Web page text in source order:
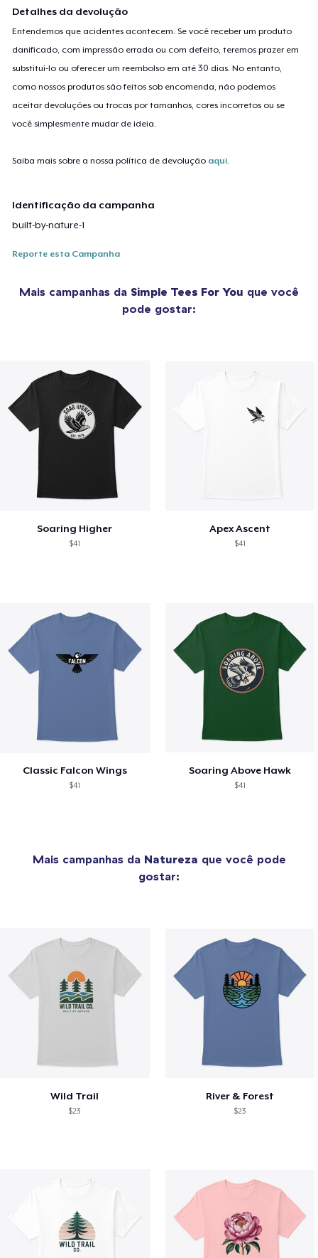
Detalhes da devolução
Entendemos que acidentes acontecem. Se você receber um produto
danificado, com impressão errada ou com defeito, teremos prazer em
substituí-lo ou oferecer um reembolso em até 30 dias. No entanto,
como nossos produtos são feitos sob encomenda, não podemos
aceitar devoluções ou trocas por tamanhos, cores incorretos ou se
você simplesmente mudar de ideia.
Saiba mais sobre a nossa política de devolução aqui
Identificação da campanha
built-by-nature-1
Reporte esta Campanha
Mais campanhas da Simple Tees For You que você
pode gostar:
Soaring Higher
$41
Apex Ascent
$41
Classic Falcon Wings
$41
Soaring Above Hawk
$41
Mais campanhas da Natureza que você pode
gostar:
Wild Trail
$23
River & Forest
$23